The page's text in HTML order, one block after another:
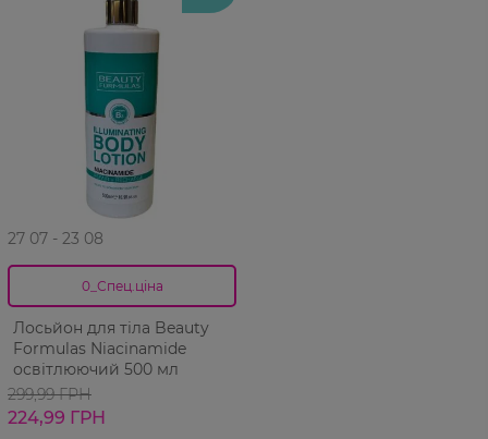
27 07 - 23 08
0_Спец.ціна
Лосьйон для тіла Beauty
Formulas Niacinamide
освітлюючий 500 мл
299,99 ГРН
224,99 ГРН